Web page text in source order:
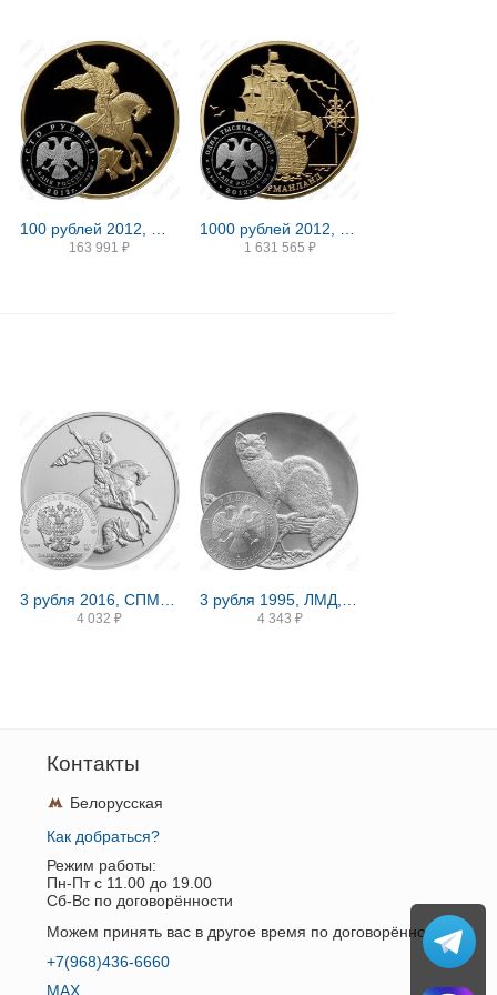
163 991 ₽ 1 631 565 ₽
4 032 ₽ 4 343 ₽
Контакты
Белорусская
Как добраться?
Режим работы:
Пн-Пт c 11.00 до 19.00
Сб-Вс по договорённости
Можем принять вас в другое время по договорённости.
+7(968)436-6660
MAX